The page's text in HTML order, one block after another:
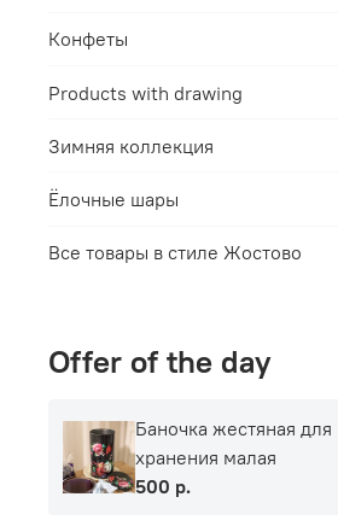
Конфеты
Products with drawing
Зимняя коллекция
Ёлочные шары
Все товары в стиле Жостово
Offer of the day
Баночка жестяная для
хранения малая
500 р.